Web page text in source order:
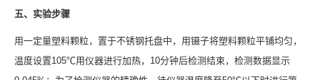
五、 实验步骤
用一定量塑料颗粒，置于不锈钢托盘中，用镊子将塑料颗粒平铺均匀，
温度设置105℃用仪器进行加热，10分钟后检测结束，检测数据显示